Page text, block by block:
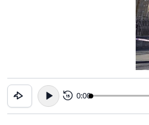
15 0:00